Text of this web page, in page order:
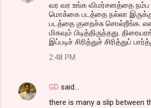
வர வர உங்க விமர்சனத்தை நம்ப
மொக்கை படத்தை நல்லா
படத்தை குறைச்சு சொல்றீங்க.
மிகவும் பிடித்திருந்தது.
இப்படிச் சிரித்துச் சிரித்துப்
2:48 PM
GD said…
there is many a slip between